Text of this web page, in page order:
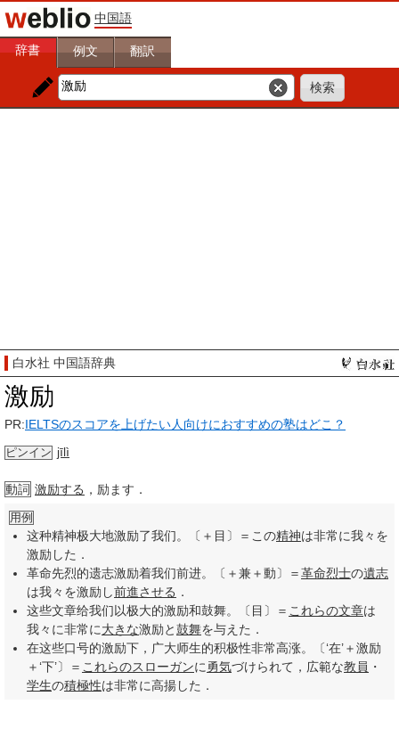
中国語
辞書 例文 翻訳
白水社 中国語辞典
激励
PR:IELTSのスコアを上げたい人向けにおすすめの塾はどこ？
ピンイン jīlì
動詞 激励する ，励ます．
用例
这种精神极大地激励了我们。〔＋目〕＝この精神は非常に我々を
激励した．
革命先烈的遗志激励着我们前进。〔＋兼＋動〕＝革命烈士の遺志
は我々を激励し前進させる ．
这些文章给我们以极大的激励和鼓舞。〔目〕＝ これらの文章は
我々に非常に大きな激励と鼓舞を与えた．
在这些口号的激励下，广大师生的积极性非常高涨。〔‘在’＋激励
＋‘下’〕＝ これらのスローガンに勇気づけられて，広範な教員 ・
学生の積極性は非常に高揚した．